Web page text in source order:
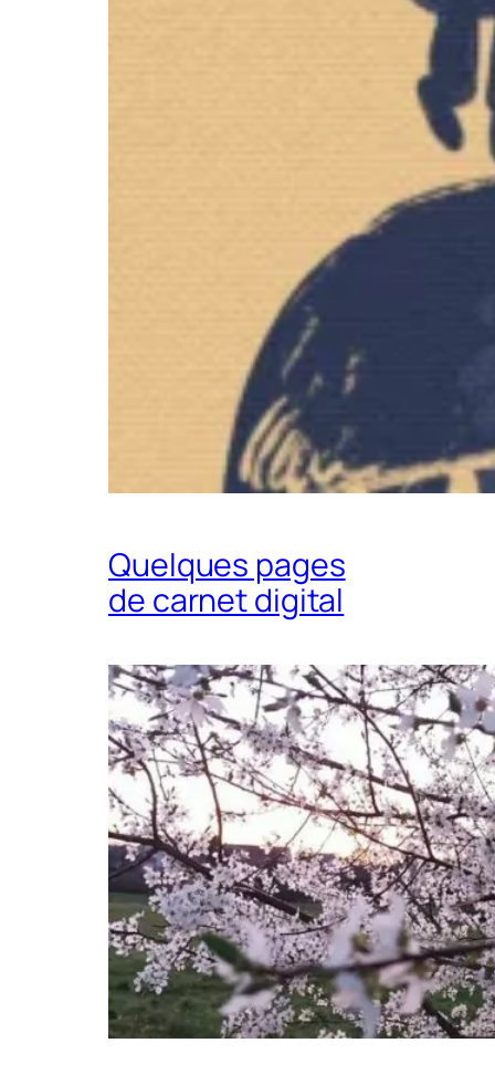
Quelques pages
de carnet digital